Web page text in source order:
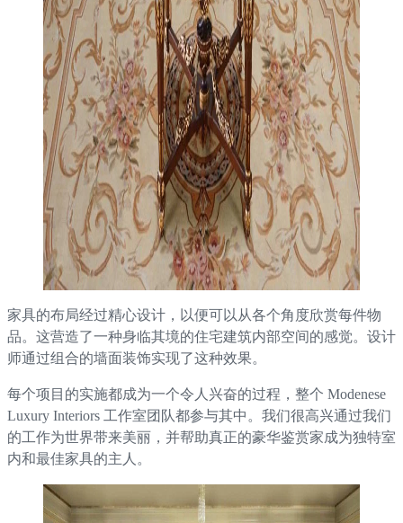
家具的布局经过精心设计，以便可以从各个角度欣赏每件物
品。这营造了一种身临其境的住宅建筑内部空间的感觉。设计
师通过组合的墙面装饰实现了这种效果。
每个项目的实施都成为一个令人兴奋的过程，整个 Modenese
Luxury Interiors 工作室团队都参与其中。我们很高兴通过我们
的工作为世界带来美丽，并帮助真正的豪华鉴赏家成为独特室
内和最佳家具的主人。